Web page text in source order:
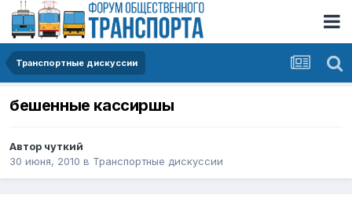
Транспортные дискуссии
бешенные кассиршы
Автор чуткий
30 июня, 2010 в Транспортные дискуссии